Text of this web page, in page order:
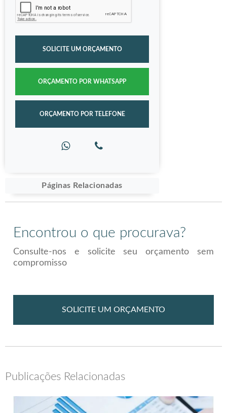
SOLICITE UM ORÇAMENTO
ORÇAMENTO POR WHATSAPP
ORÇAMENTO POR TELEFONE
Páginas Relacionadas
Encontrou o que procurava?
Consulte-nos e solicite seu orçamento sem
compromisso
SOLICITE UM ORÇAMENTO
Publicações Relacionadas